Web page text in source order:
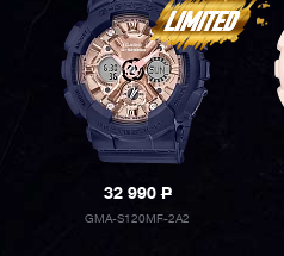
32 990P
GMA-S120MF-2A2